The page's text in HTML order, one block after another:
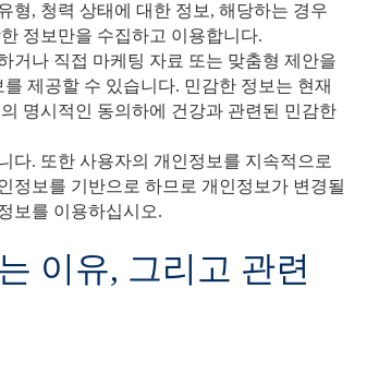
형, 청력 상태에 대한 정보, 해당하는 경우
정보만을 수집하고 이용합니다.
거나 직접 마케팅 자료 또는 맞춤형 제안을
제공할 수 있습니다. 민감한 정보는 현재
명시적인 동의하에 건강과 관련된 민감한
다. 또한 사용자의 개인정보를 지속적으로
정보를 기반으로 하므로 개인정보가 변경될
보를 이용하십시오.
이유, 그리고 관련